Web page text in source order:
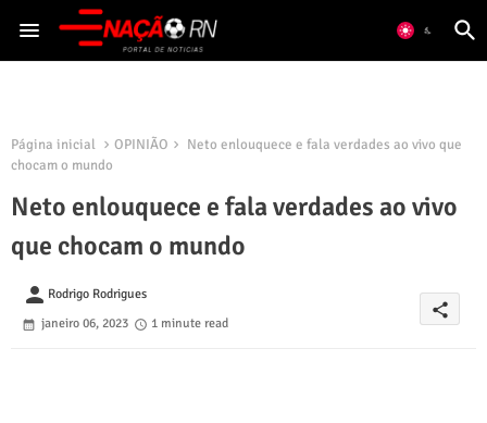
Página inicial OPINIÃO
Neto enlouquece e fala verdades ao vivo que
chocam o mundo
Neto enlouquece e fala verdades ao vivo
que chocam o mundo
person Rodrigo Rodrigues
janeiro 06, 2023
1 minute read
share